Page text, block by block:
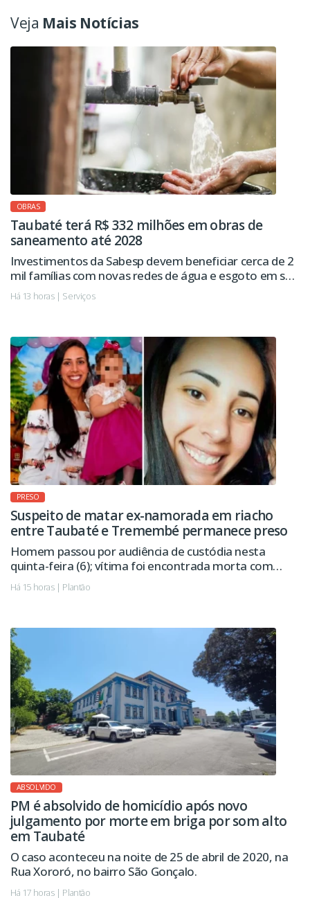
Veja Mais Notícias
OBRAS
Taubaté terá R$ 332 milhões em obras de
saneamento até 2028
Investimentos da Sabesp devem beneficiar cerca de 2
mil famílias com novas redes de água e esgoto em seis
regiões da cidade.
Há 13 horas | Serviços
PRESO
Suspeito de matar ex-namorada em riacho
entre Taubaté e Tremembé permanece preso
Homem passou por audiência de custódia nesta
quinta-feira (6); vítima foi encontrada morta com
sinais de violência.
Há 15 horas | Plantão
ABSOLVIDO
PM é absolvido de homicídio após novo
julgamento por morte em briga por som alto
em Taubaté
O caso aconteceu na noite de 25 de abril de 2020, na
Rua Xororó, no bairro São Gonçalo.
Há 17 horas | Plantão